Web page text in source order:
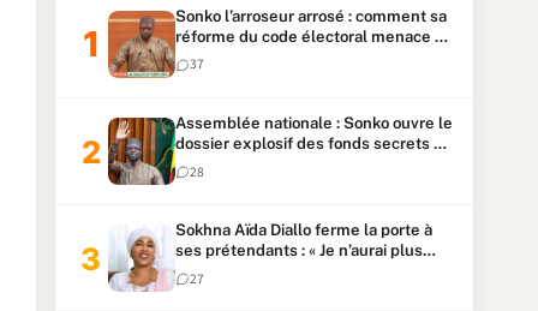
Sonko l’arroseur arrosé : comment sa
réforme du code électoral menace sa
candidature
37
Assemblée nationale : Sonko ouvre le
dossier explosif des fonds secrets et
du patrimoine présidentiel
28
Sokhna Aïda Diallo ferme la porte à
ses prétendants : « Je n’aurai plus
jamais un autre mari »
27